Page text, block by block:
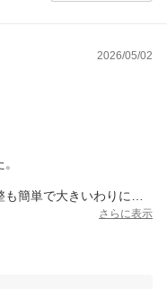
2026/05/02
簡単で大きいわりには
ったです！
さらに表示